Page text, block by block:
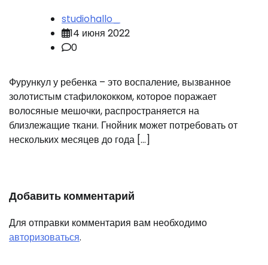
studiohallo_
14 июня 2022
0
Фурункул у ребенка – это воспаление, вызванное
золотистым стафилококком, которое поражает
волосяные мешочки, распространяется на
близлежащие ткани. Гнойник может потребовать от
нескольких месяцев до года […]
Добавить комментарий
Для отправки комментария вам необходимо
авторизоваться.